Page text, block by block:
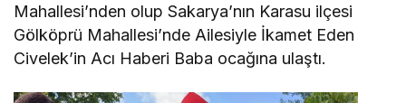
Mahallesi’nden olup Sakarya’nın Karasu ilçesi
Gölköprü Mahallesi’nde Ailesiyle İkamet Eden
Civelek’in Acı Haberi Baba ocağına ulaştı.